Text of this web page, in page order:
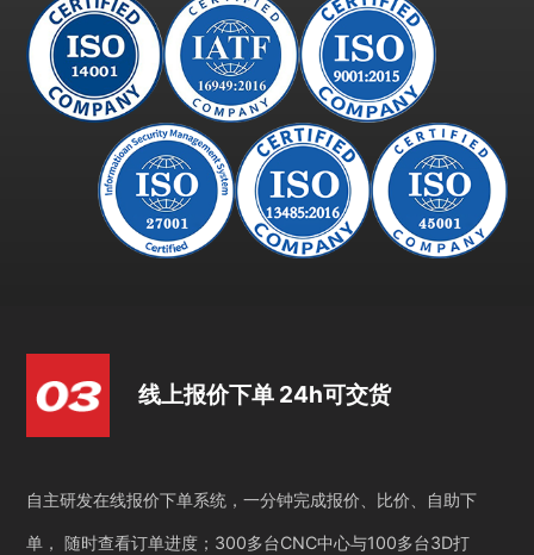
线上报价下单 24h可交货
自主研发在线报价下单系统，一分钟完成报价、比价、自助下
单， 随时查看订单进度；300多台CNC中心与100多台3D打